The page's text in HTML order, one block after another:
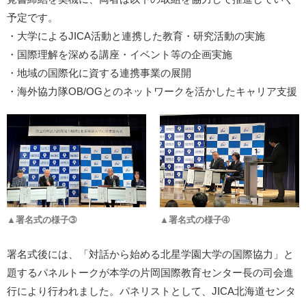
予定です。
・大学によるJICA活動と連携した教育・研究活動の実施
・国際理解を深める講座・イベント等の企画実施
・地域の国際化に資する連携事業の展開
・海外協力隊OB/OGとのネットワークを活かしたキャリア支援
▲署名式の様子➂ ▲署名式の様子➃
署名式後には、「対話から始める北星学園大学の国際協力」と
題するパネルトークが本学の片岡国際教育センター長の司会進
行により行われました。パネリストとして、JICA北海道センタ